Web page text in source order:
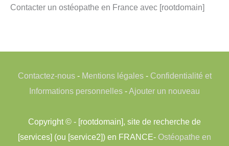
Contacter un ostéopathe en France avec [rootdomain]
Contactez-nous- Mentions légales- Confidentialité et
Informations personnelles -Ajouter un nouveau
Copyright © - [rootdomain], site de recherche de
[services] (ou [service2]) en FRANCE- Ostéopathe en